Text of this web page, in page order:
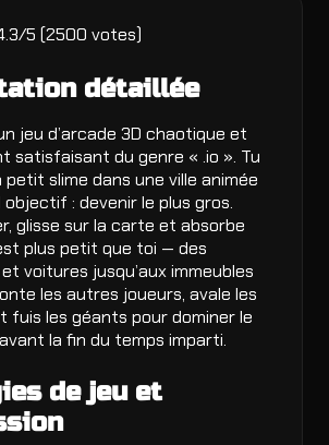
5 (2500 votes)
détaillée
jeu d’arcade 3D chaotique et
satisfaisant du genre « .io ». Tu
slime dans une ville animée
: devenir le plus gros.
glisse sur la carte et absorbe
plus petit que toi — des
voitures jusqu’aux immeubles
les autres joueurs, avale les
fuis les géants pour dominer le
la fin du temps imparti.
de jeu et